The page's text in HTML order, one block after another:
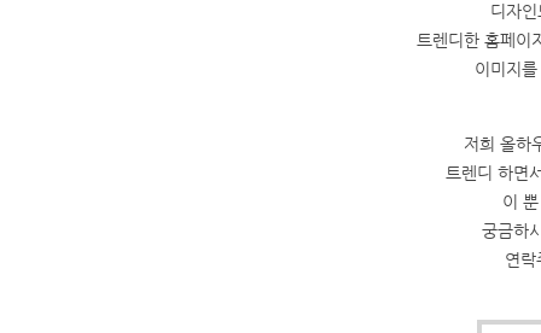
디자
트렌디한 홈페이
이미지
저희 올하
트렌디 하면
이
궁금하
연